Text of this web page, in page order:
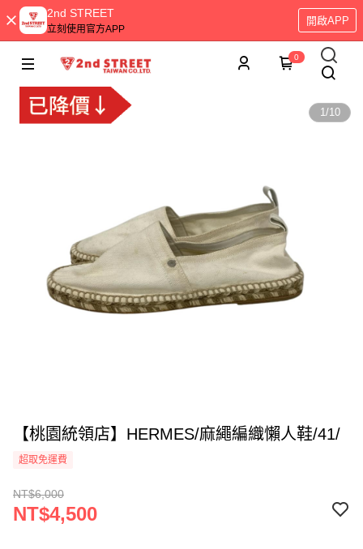
2nd STREET
立刻使用官方APP
開啟APP
0
1/10
【桃園統領店】HERMES/麻繩編織懶人鞋/41/
超取免運費
NT$6,000
NT$4,500